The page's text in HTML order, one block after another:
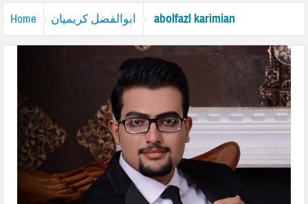
Home ابوالفضل کریمیان abolfazl karimian